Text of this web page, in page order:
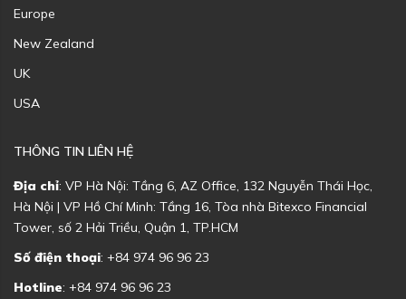
Europe
New Zealand
UK
USA
THÔNG TIN LIÊN HỆ
Địa chỉ: VP Hà Nội: Tầng 6, AZ Office, 132 Nguyễn Thái Học,
Hà Nội | VP Hồ Chí Minh: Tầng 16, Tòa nhà Bitexco Financial
Tower, số 2 Hải Triều, Quận 1, TP.HCM
Số điện thoại: +84 974 96 96 23
Hotline: +84 974 96 96 23